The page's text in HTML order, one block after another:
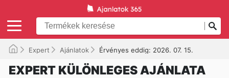
Expert Ajánlatok Érvényes eddig: 2026. 07. 15.
EXPERT KÜLÖNLEGES AJÁNLATA